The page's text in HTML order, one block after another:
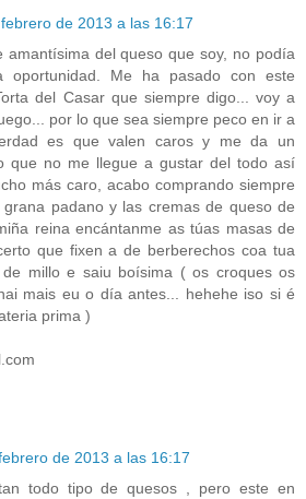
de 2013 a las 16:17
amantísima del queso que soy, no podía
oportunidad. Me ha pasado con este
del Casar que siempre digo... voy a
por lo que sea siempre peco en ir a
es que valen caros y me da un
que no me llegue a gustar del todo así
más caro, acabo comprando siempre
padano y las cremas de queso de
reina encántanme as túas masas de
que fixen a de berberechos coa tua
millo e saiu boísima ( os croques os
mais eu o día antes... hehehe iso si é
prima )
de 2013 a las 16:17
todo tipo de quesos , pero este en